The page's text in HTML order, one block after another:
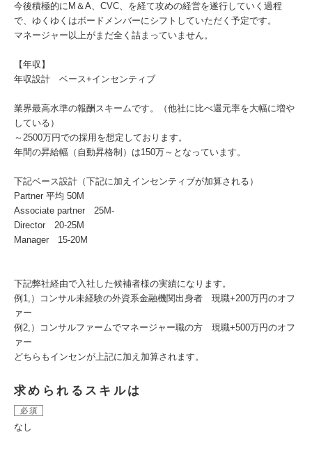
今後積極的にM＆A、CVC、を経て攻めの経営を遂行していく過程
で、ゆくゆくはボードメンバーにシフトしていただく予定です。
マネージャー以上がまだ全く詰まっていません。
【年収】
年収設計 ベース+インセンティブ
業界最高水準の報酬スキームです。（他社に比べ還元率を大幅に増や
している）
～2500万円での採用を想定しております。
年間の昇給幅（自動昇格制）は150万～となっています。
下記ベース設計（下記に加えインセンティブが加算される）
Partner 平均 50M
Associate partner 25M-
Director 20-25M
Manager 15-20M
下記弊社経由で入社した候補者様の実績になります。
例1,）コンサル未経験の外資系金融機関出身者 現職+200万円のオフ
ァー
例2,）コンサルファームでマネージャー職の方 現職+500万円のオフ
ァー
どちらもインセンが上記に加え加算されます。
求められるスキルは
必須
なし